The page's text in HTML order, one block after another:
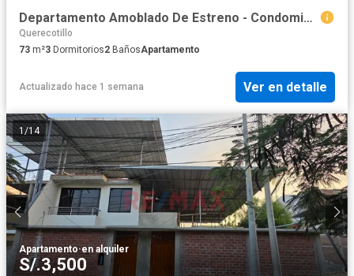
Departamento Amoblado De Estreno - Condominio Garden 360 - 3 Habitaciones
Querecotillo
73 m²3 Dormitorios2 BañosApartamento
Actualizado hace 1 semana Ver en detalle
1 /14
Apartamento·en alquiler
S/.3,500